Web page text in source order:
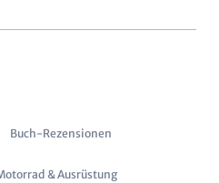
Buch-Rezensionen
& Ausrüstung